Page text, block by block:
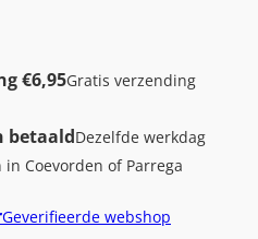
€6,95Gratis verzending
betaaldDezelfde werkdag
Coevorden of Parrega
Geverifieerde webshop